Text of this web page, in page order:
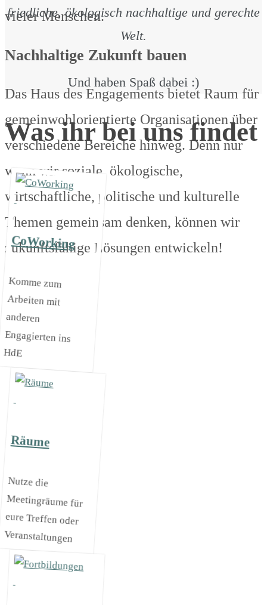
vieler Menschen.
Nachhaltige Zukunft bauen
Das Haus des Engagements bietet Raum für
gemeinwohlorientierte Organisationen über
verschiedene Bereiche hinweg. Denn nur
wenn wir soziale, ökologische,
wirtschaftliche, politische und kulturelle
Themen gemeinsam denken, können wir
zukunftsfähige Lösungen entwickeln!
friedliche, ökologisch nachhaltige und gerechte
Welt.
Und haben Spaß dabei :)
Was ihr bei uns findet
CoWorking
Komme zum
Arbeiten mit
anderen
Engagierten ins
HdE
Räume
Nutze die
Meetingräume für
eure Treffen oder
Veranstaltungen